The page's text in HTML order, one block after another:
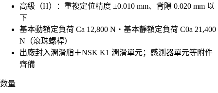
高級（H）：重複定位精度 ±0.010 mm、背隙 0.020 mm 以
下
基本動額定負荷 Ca 12,800 N・基本靜額定負荷 C0a 21,400
N（滾珠螺桿）
出廠封入潤滑脂＋NSK K1 潤滑單元；感測器單元等附件
齊備
数量